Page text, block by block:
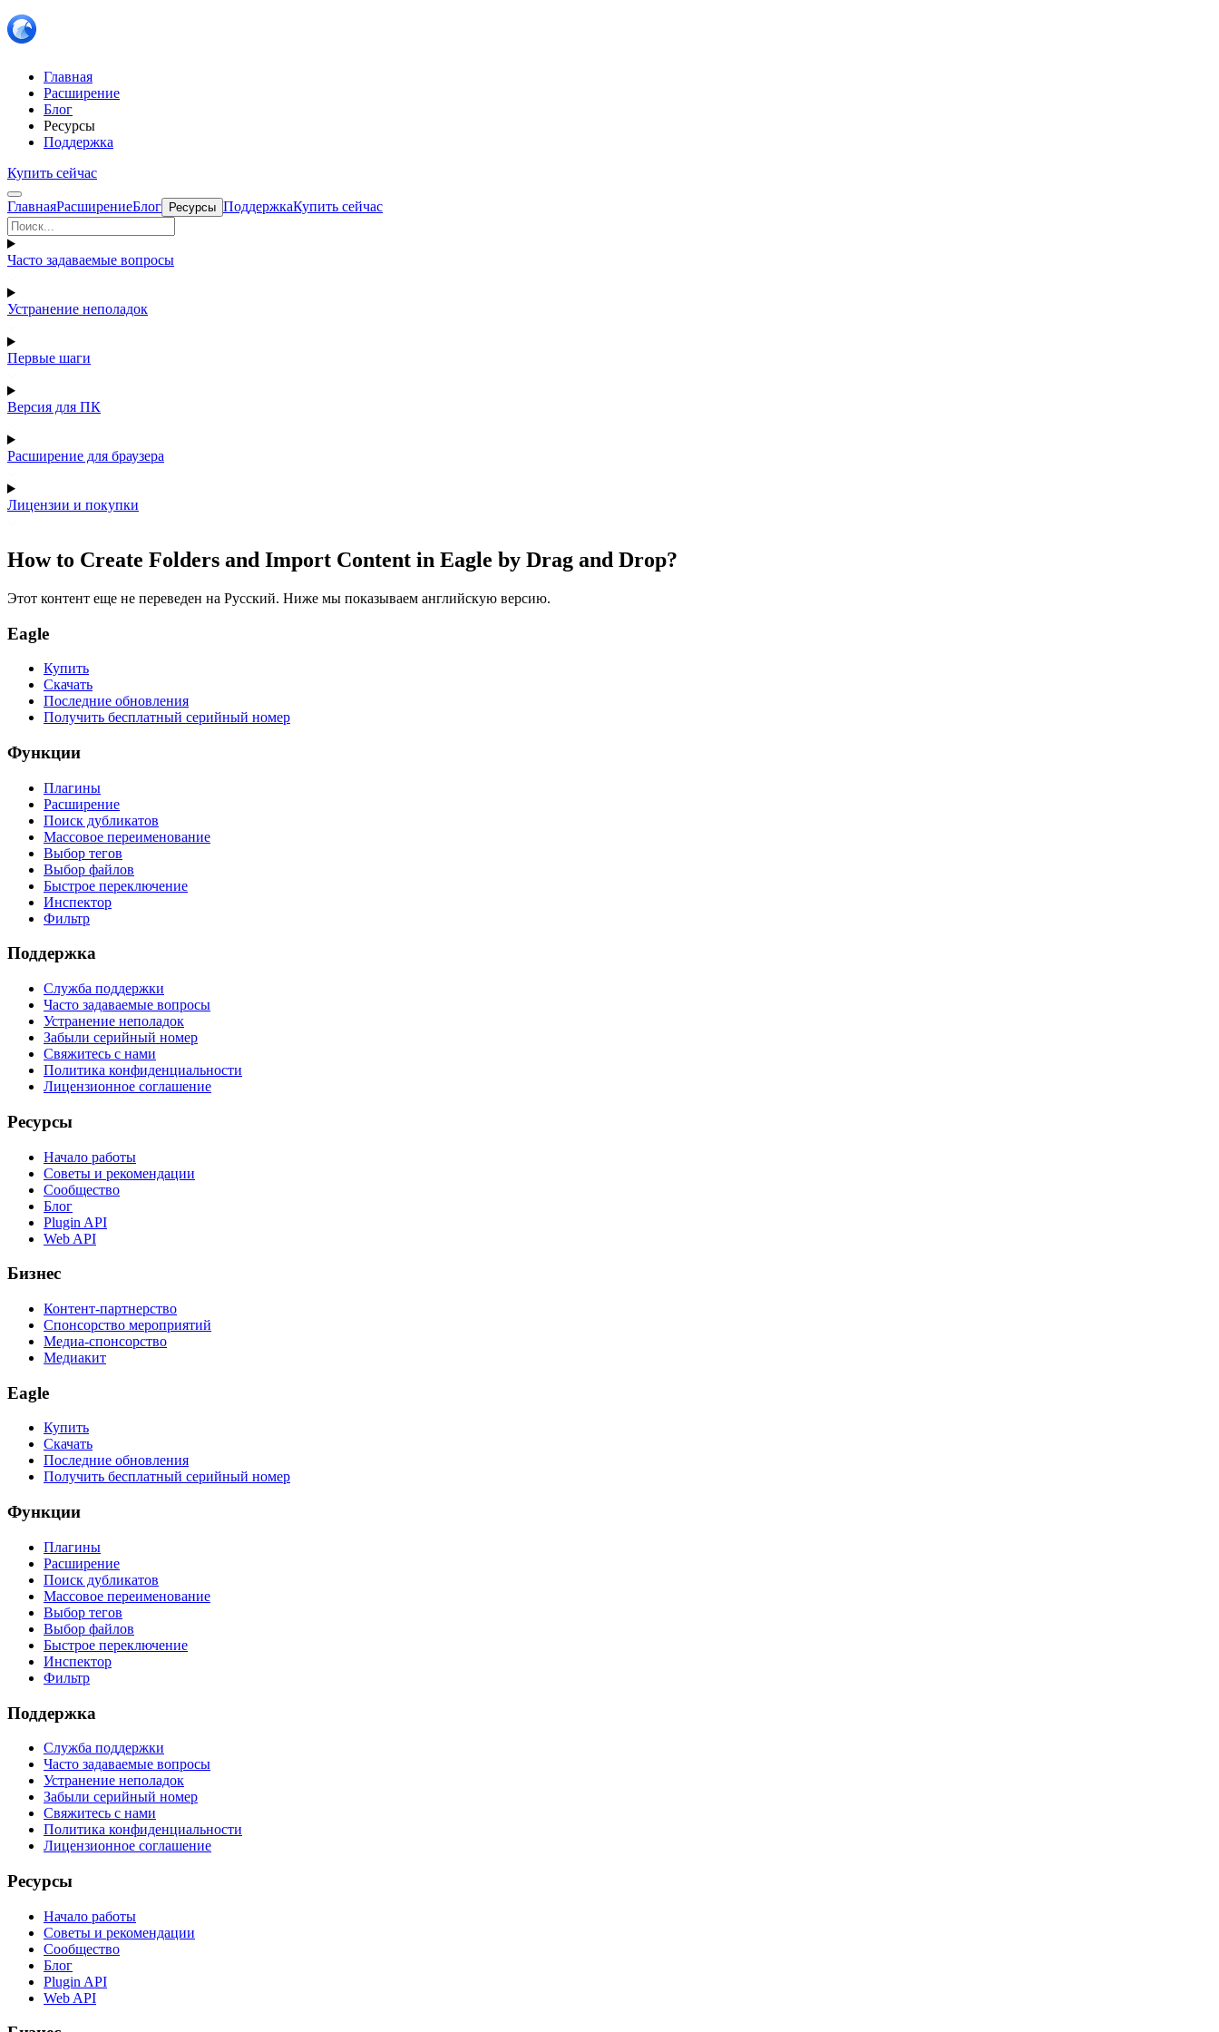
Главная
Расширение
Блог
Ресурсы
Поддержка
Купить сейчас
ГлавнаяРасширениеБлог Ресурсы ПоддержкаКупить сейчас
Часто задаваемые вопросы
Устранение неполадок
Первые шаги
Версия для ПК
Расширение для браузера
Лицензии и покупки
How to Create Folders and Import Content in Eagle by Drag and Drop?
Этот контент еще не переведен на Русский. Ниже мы показываем английскую версию.
Eagle
Купить
Скачать
Последние обновления
Получить бесплатный серийный номер
Функции
Плагины
Расширение
Поиск дубликатов
Массовое переименование
Выбор тегов
Выбор файлов
Быстрое переключение
Инспектор
Фильтр
Поддержка
Служба поддержки
Часто задаваемые вопросы
Устранение неполадок
Забыли серийный номер
Свяжитесь с нами
Политика конфиденциальности
Лицензионное соглашение
Ресурсы
Начало работы
Советы и рекомендации
Сообщество
Блог
Plugin API
Web API
Бизнес
Контент-партнерство
Спонсорство мероприятий
Медиа-спонсорство
Медиакит
Eagle
Купить
Скачать
Последние обновления
Получить бесплатный серийный номер
Функции
Плагины
Расширение
Поиск дубликатов
Массовое переименование
Выбор тегов
Выбор файлов
Быстрое переключение
Инспектор
Фильтр
Поддержка
Служба поддержки
Часто задаваемые вопросы
Устранение неполадок
Забыли серийный номер
Свяжитесь с нами
Политика конфиденциальности
Лицензионное соглашение
Ресурсы
Начало работы
Советы и рекомендации
Сообщество
Блог
Plugin API
Web API